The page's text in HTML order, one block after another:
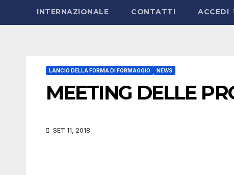
INTERNAZIONALE CONTATTI ACCEDI
LANCIO DELLA FORMA DI FORMAGGIO NEWS
MEETING DELLE
SET 11, 2018